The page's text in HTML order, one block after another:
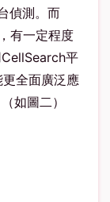
偵測。而
有一定程度
平
全面廣泛應
如圖二）